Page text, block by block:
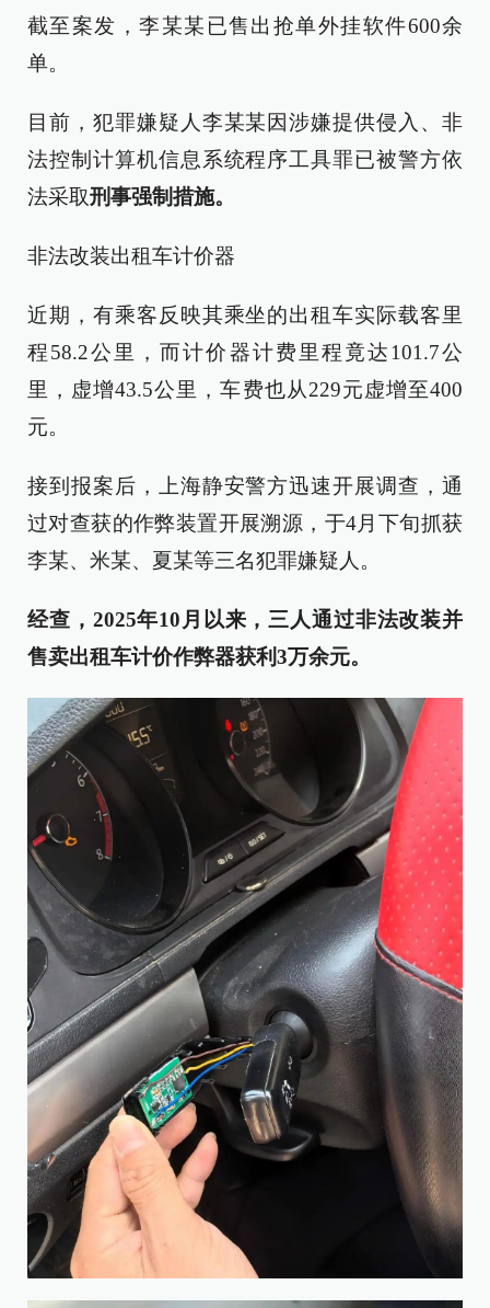
截至案发，李某某已售出抢单外挂软件600余
单。
目前，犯罪嫌疑人李某某因涉嫌提供侵入、非
法控制计算机信息系统程序工具罪已被警方依
法采取刑事强制措施。
非法改装出租车计价器
近期，有乘客反映其乘坐的出租车实际载客里
程58.2公里，而计价器计费里程竟达101.7公
里，虚增43.5公里，车费也从229元虚增至400
元。
接到报案后，上海静安警方迅速开展调查，通
过对查获的作弊装置开展溯源，于4月下旬抓获
李某、米某、夏某等三名犯罪嫌疑人。
经查，2025年10月以来，三人通过非法改装并
售卖出租车计价作弊器获利3万余元。